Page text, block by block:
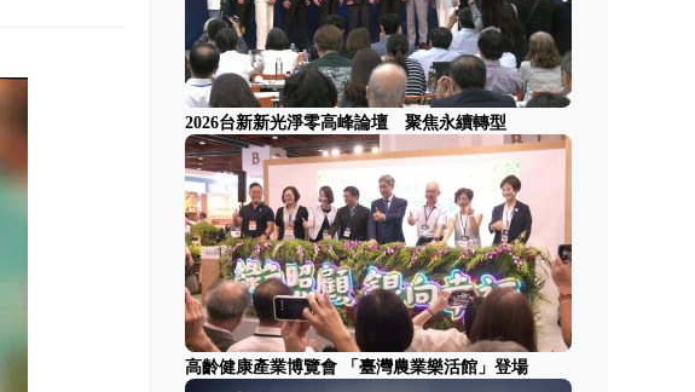
2026台新新光淨零高峰論壇 聚焦永續轉型
高齡健康產業博覽會 「臺灣農業樂活館」登場